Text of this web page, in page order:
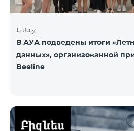
15 July
В АУА подведены итоги
данных», организованной
Beeline